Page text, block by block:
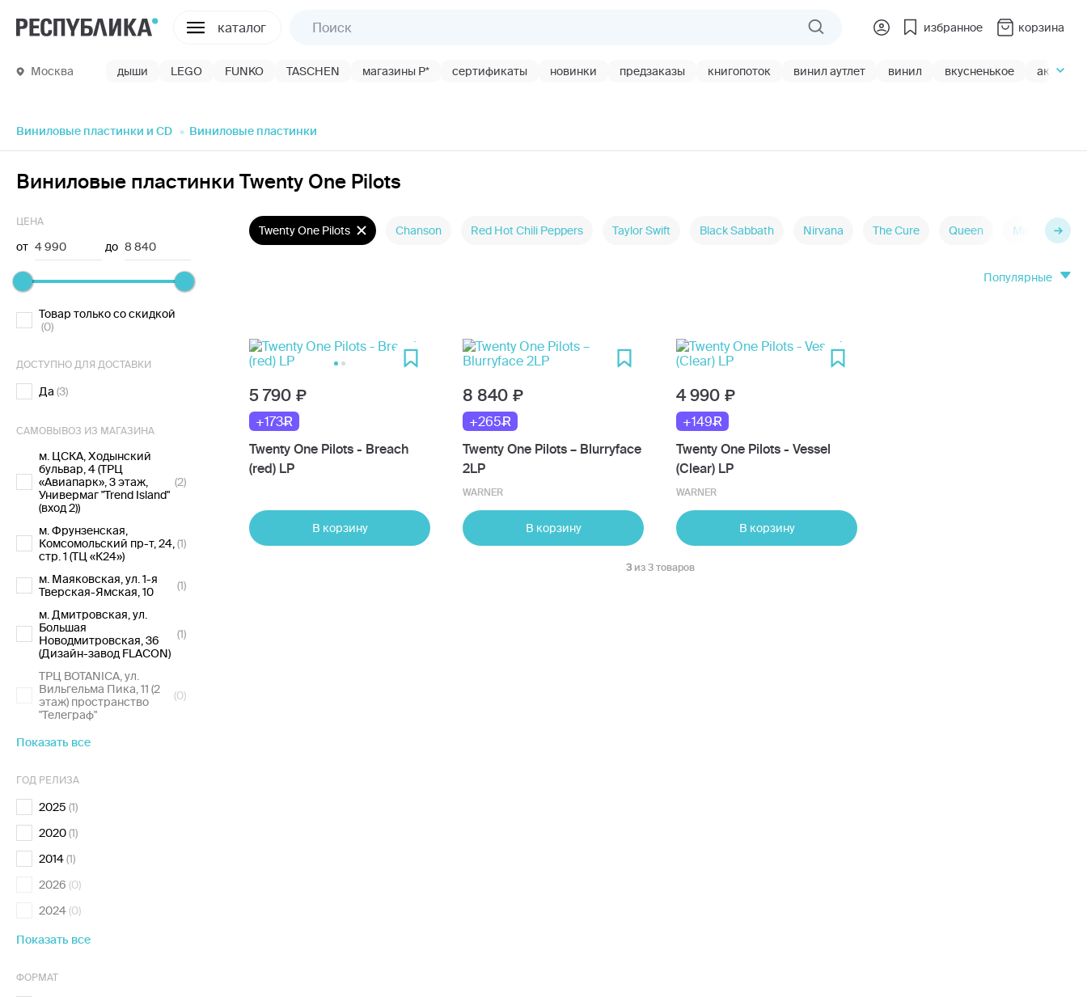
каталог избранное корзина
Москва дыши LEGO FUNKO TASCHEN магазины Р* сертификаты новинки предзаказы книгопоток винил аутлет винил вкусненькое акции
Виниловые пластинки и CD Виниловые пластинки
Виниловые пластинки Twenty One Pilots
ЦЕНА
от 4 990 до 8 840
Товар только со скидкой
(0)
ДОСТУПНО ДЛЯ ДОСТАВКИ
Да (3)
САМОВЫВОЗ ИЗ МАГАЗИНА
м. ЦСКА, Ходынский
бульвар, 4 (ТРЦ
«Авиапарк», 3 этаж,
Универмаг "Trend Island"
(вход 2))
(2)
м. Фрунзенская,
Комсомольский пр-т, 24,
стр. 1 (ТЦ «К24»)
(1)
м. Маяковская, ул. 1-я
Тверская-Ямская, 10
(1)
м. Дмитровская, ул.
Большая
Новодмитровская, 36
(Дизайн-завод FLACON)
(1)
ТРЦ BOTANICA, ул.
Вильгельма Пика, 11 (2
этаж) пространство
"Телеграф"
(0)
Показать все
ГОД РЕЛИЗА
2025 (1)
2020(1)
2014(1)
2026 (0)
2024(0)
Показать все
ФОРМАТ
Twenty One Pilots Chanson Red Hot Chili Peppers Taylor Swift Black Sabbath Nirvana The Cure Queen Miles Davis
популярные
5 790
+173
Twenty One Pilots - Breach
(red) LP
В корзину
8 840
+265
Twenty One Pilots – Blurryface
2LP
WARNER
В корзину
4 990
+149
Twenty One Pilots - Vessel
(Clear) LP
WARNER
В корзину
3 из 3 товаров